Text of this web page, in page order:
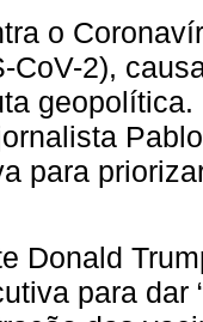
o
CoV-2),
para
Donald
para dar